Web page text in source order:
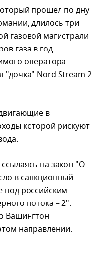
прошел по дну
длилось три
газовой магистрали
газа в год.
оператора
"дочка" Nord Stream 2
в
которой рискуют
на закон "О
в санкционный
под российским
потока – 2".
Вашингтон
направлении.